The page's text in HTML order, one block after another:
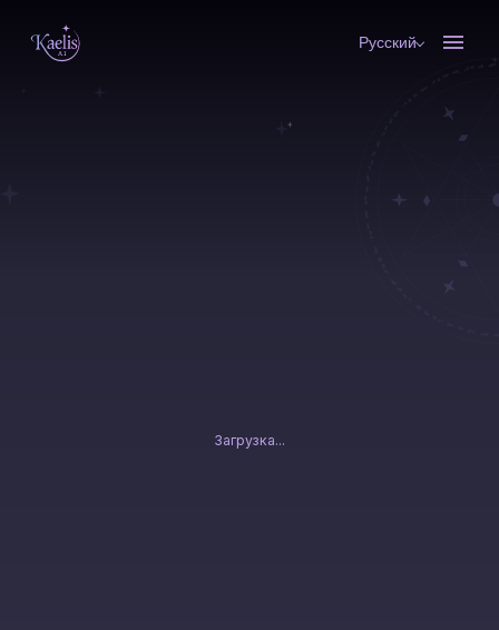
Русский
Загрузка...